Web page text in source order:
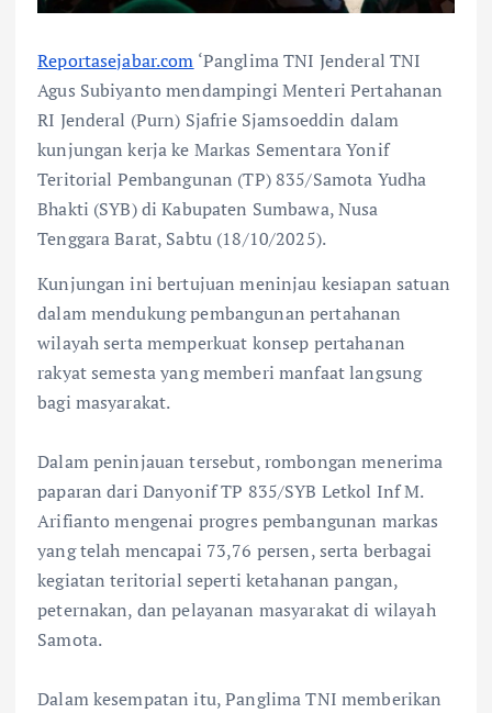
Reportasejabar.com ‘Panglima TNI Jenderal TNI
Agus Subiyanto mendampingi Menteri Pertahanan
RI Jenderal (Purn) Sjafrie Sjamsoeddin dalam
kunjungan kerja ke Markas Sementara Yonif
Teritorial Pembangunan (TP) 835/Samota Yudha
Bhakti (SYB) di Kabupaten Sumbawa, Nusa
Tenggara Barat, Sabtu (18/10/2025).
Kunjungan ini bertujuan meninjau kesiapan satuan
dalam mendukung pembangunan pertahanan
wilayah serta memperkuat konsep pertahanan
rakyat semesta yang memberi manfaat langsung
bagi masyarakat.
Dalam peninjauan tersebut, rombongan menerima
paparan dari Danyonif TP 835/SYB Letkol Inf M.
Arifianto mengenai progres pembangunan markas
yang telah mencapai 73,76 persen, serta berbagai
kegiatan teritorial seperti ketahanan pangan,
peternakan, dan pelayanan masyarakat di wilayah
Samota.
Dalam kesempatan itu, Panglima TNI memberikan